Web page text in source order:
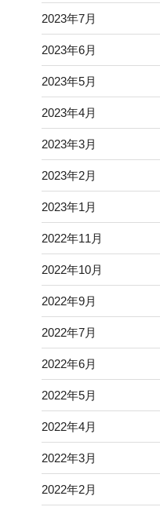
2023年7月
2023年6月
2023年5月
2023年4月
2023年3月
2023年2月
2023年1月
2022年11月
2022年10月
2022年9月
2022年7月
2022年6月
2022年5月
2022年4月
2022年3月
2022年2月